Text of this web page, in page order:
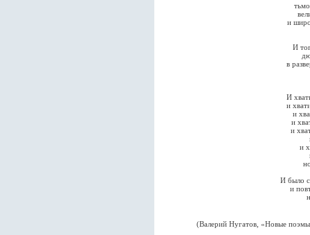
и
И
в
И
и
и
и
и
и
И было
и
(Валерий Нугатов, «Новые поэмы